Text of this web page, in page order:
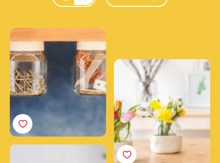
Change view
voorraadpotten
Een bloemenvaas van
klei maken met een
Nutella® pot